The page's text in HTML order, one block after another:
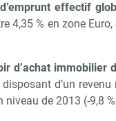
effectif
4,35 % en zone
d’achat immobilier
d’un
niveau de 2013 (-9,8